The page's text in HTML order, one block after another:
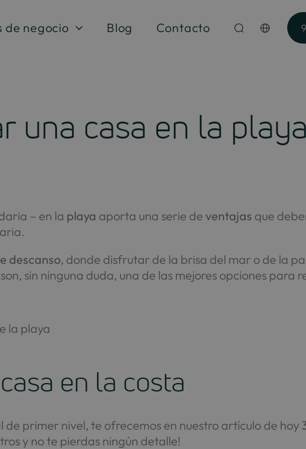
de negocio Blog Contacto
una casa en la playa
– en la playa aporta una serie deventajas que
descanso, donde disfrutar de la brisa del mar o de la
son, sin ninguna duda, una de las mejores opciones para
en la costa
primer nivel, te ofrecemos en nuestro artículo de hoy
y no te pierdas ningún detalle!